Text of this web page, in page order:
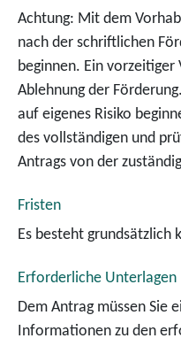
Achtung: Mit dem
nach der schriftlichen
beginnen. Ein
Ablehnung der Förderung.
auf eigenes Risiko
des vollständigen und
Antrags von der
Fristen
Es besteht grundsätzlich
Erforderliche Unterlagen
Dem Antrag müssen Sie
Informationen zu den